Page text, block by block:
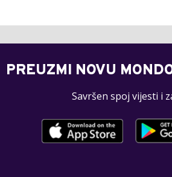
PREUZMI NOVU
Savršen spoj vijesti i